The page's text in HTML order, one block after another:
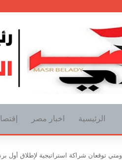
الرئيسية اخبار مصر
توقعان شراكة استراتيجية لإطلاق أول